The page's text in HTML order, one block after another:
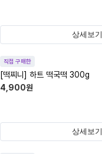
상세보기
직접 구매한
[떡찌니] 하트 떡국떡 300g
4,900원
상세보기